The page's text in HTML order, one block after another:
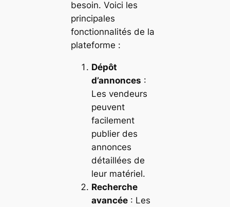
besoin. Voici les
principales
fonctionnalités de la
plateforme :
Dépôt
d’annonces :
Les vendeurs
peuvent
facilement
publier des
annonces
détaillées de
leur matériel.
Recherche
avancée: Les